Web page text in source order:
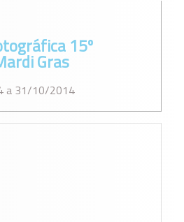
15º
Gras
a 31/10/2014